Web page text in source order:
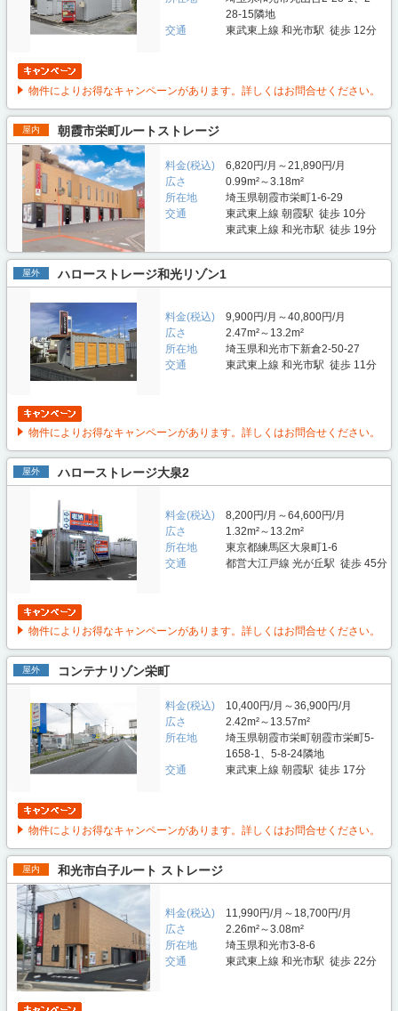
28-15隣地
交通
東武東上線 和光市駅 徒歩 12分
物件によりお得なキャンペーンがあります。詳しくはお問合せください。
屋内 朝霞市栄町ルートストレージ
料金(税込)
6,820円/月～21,890円/月
広さ
0.99m²～3.18m²
所在地
埼玉県朝霞市栄町1-6-29
交通
東武東上線 朝霞駅 徒歩 10分
東武東上線 和光市駅 徒歩 19分
屋外 ハローストレージ和光リゾン1
料金(税込)
9,900円/月～40,800円/月
広さ
2.47m²～13.2m²
所在地
埼玉県和光市下新倉2-50-27
交通
東武東上線 和光市駅 徒歩 11分
物件によりお得なキャンペーンがあります。詳しくはお問合せください。
屋外 ハローストレージ大泉2
料金(税込)
8,200円/月～64,600円/月
広さ
1.32m²～13.2m²
所在地
東京都練馬区大泉町1-6
交通
都営大江戸線 光が丘駅 徒歩 45分
物件によりお得なキャンペーンがあります。詳しくはお問合せください。
屋外 コンテナリゾン栄町
料金(税込)
10,400円/月～36,900円/月
広さ
2.42m²～13.57m²
所在地
埼玉県朝霞市栄町朝霞市栄町5-
1658-1、5-8-24隣地
交通
東武東上線 朝霞駅 徒歩 17分
物件によりお得なキャンペーンがあります。詳しくはお問合せください。
屋内 和光市白子ルート ストレージ
料金(税込)
11,990円/月～18,700円/月
広さ
2.26m²～3.08m²
所在地
埼玉県和光市3-8-6
交通
東武東上線 和光市駅 徒歩 22分